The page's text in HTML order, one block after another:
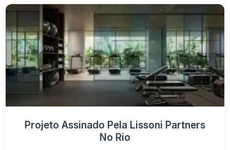
Projeto Assinado Pela Lissoni Partners
No Rio